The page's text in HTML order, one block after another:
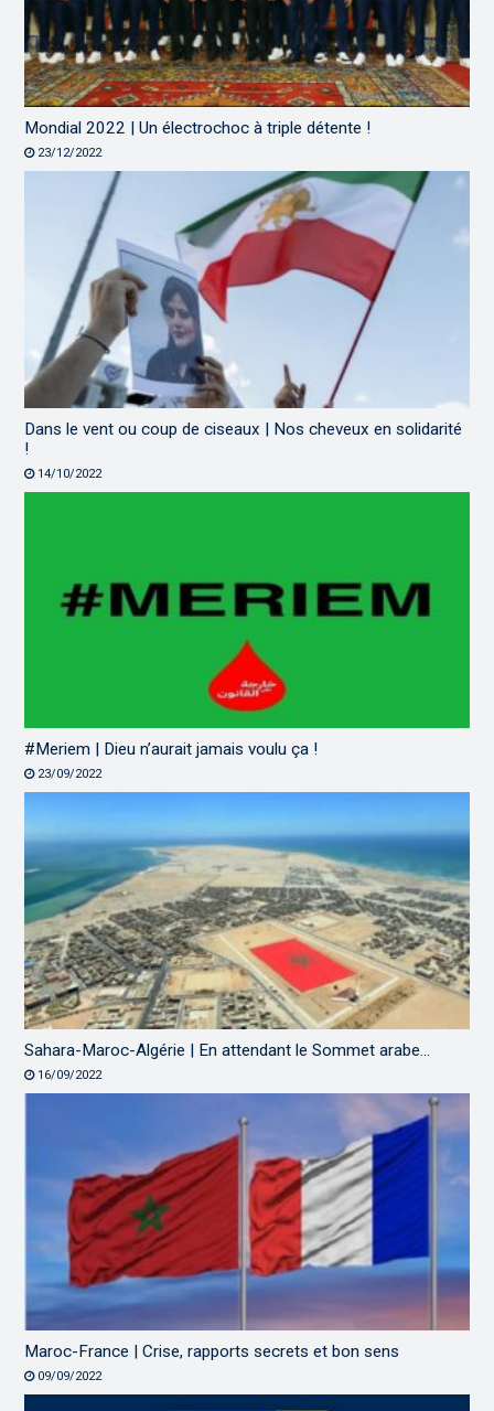
Mondial 2022 | Un électrochoc à triple détente !
23/12/2022
Dans le vent ou coup de ciseaux | Nos cheveux en solidarité
!
14/10/2022
#Meriem | Dieu n’aurait jamais voulu ça !
23/09/2022
Sahara-Maroc-Algérie | En attendant le Sommet arabe…
16/09/2022
Maroc-France | Crise, rapports secrets et bon sens
09/09/2022